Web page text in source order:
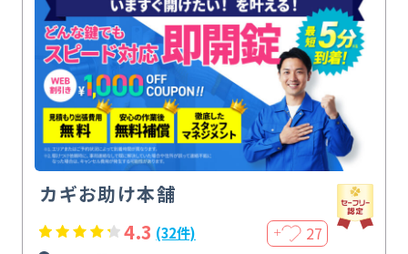
カギお助け本舗
4.3 (32件) ＋ 27